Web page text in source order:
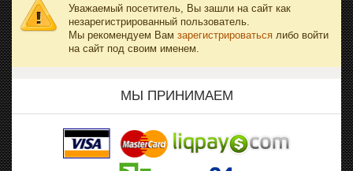
Уважаемый посетитель, Вы зашли на сайт как
незарегистрированный пользователь.
Мы рекомендуем Вам зарегистрироваться либо войти
на сайт под своим именем.
МЫ ПРИНИМАЕМ